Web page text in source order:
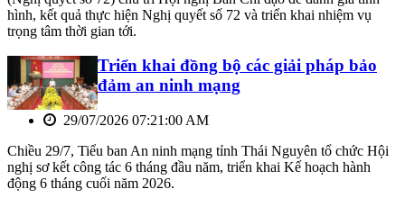
hình, kết quả thực hiện Nghị quyết số 72 và triển khai nhiệm vụ
trọng tâm thời gian tới.
Triển khai đồng bộ các giải pháp bảo
đảm an ninh mạng
29/07/2026 07:21:00 AM
Chiều 29/7, Tiểu ban An ninh mạng tỉnh Thái Nguyên tổ chức Hội
nghị sơ kết công tác 6 tháng đầu năm, triển khai Kế hoạch hành
động 6 tháng cuối năm 2026.